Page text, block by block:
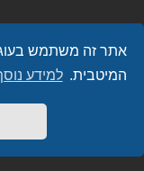
אתר זה משתמש
המיטבית. למידע